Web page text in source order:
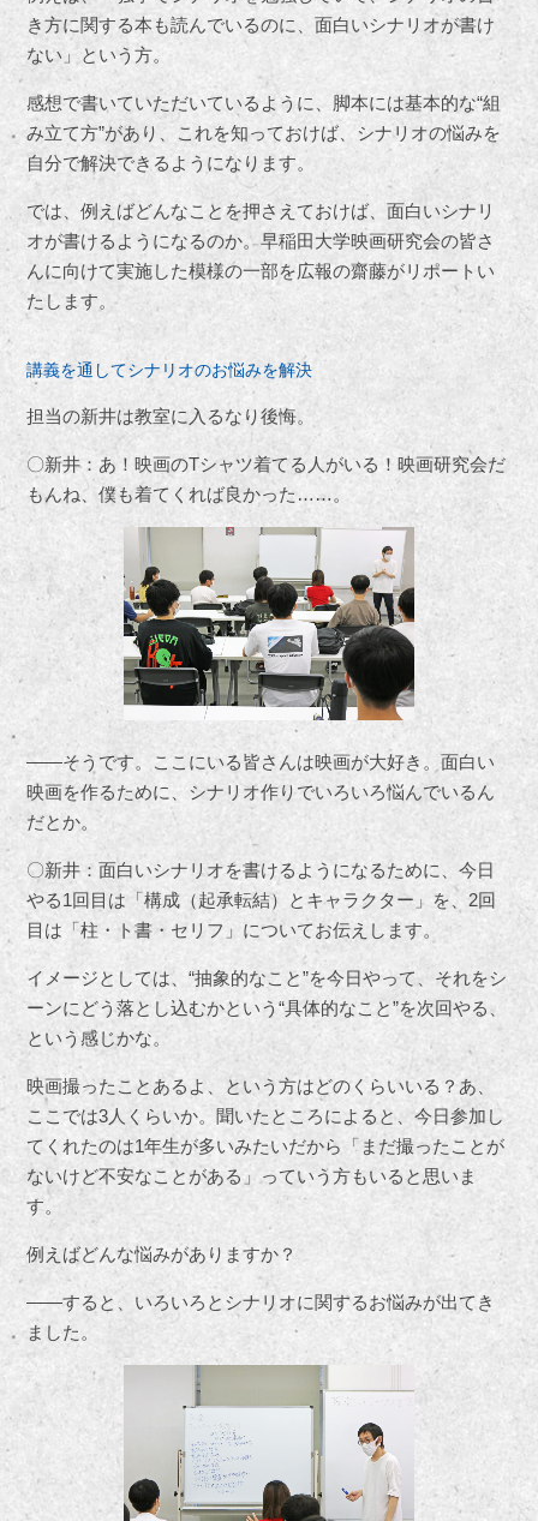
き方に関する本も読んでいるのに、面白いシナリオが書け
ない」という方。
感想で書いていただいているように、脚本には基本的な“組
み立て方”があり、これを知っておけば、シナリオの悩みを
自分で解決できるようになります。
では、例えばどんなことを押さえておけば、面白いシナリ
オが書けるようになるのか。早稲田大学映画研究会の皆さ
んに向けて実施した模様の一部を広報の齋藤がリポートい
たします。
講義を通してシナリオのお悩みを解決
担当の新井は教室に入るなり後悔。
〇新井：あ！映画のTシャツ着てる人がいる！映画研究会だ
もんね、僕も着てくれば良かった……。
――そうです。ここにいる皆さんは映画が大好き。面白い
映画を作るために、シナリオ作りでいろいろ悩んでいるん
だとか。
〇新井：面白いシナリオを書けるようになるために、今日
やる1回目は「構成（起承転結）とキャラクター」を、2回
目は「柱・ト書・セリフ」についてお伝えします。
イメージとしては、“抽象的なこと”を今日やって、それをシ
ーンにどう落とし込むかという“具体的なこと”を次回やる、
という感じかな。
映画撮ったことあるよ、という方はどのくらいいる？あ、
ここでは3人くらいか。聞いたところによると、今日参加し
てくれたのは1年生が多いみたいだから「まだ撮ったことが
ないけど不安なことがある」っていう方もいると思いま
す。
例えばどんな悩みがありますか？
――すると、いろいろとシナリオに関するお悩みが出てき
ました。